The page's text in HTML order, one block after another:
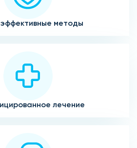
методы
лечение